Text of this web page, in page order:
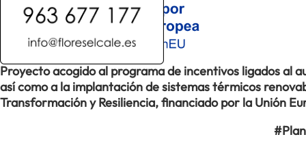
Proyecto acogido al programa de incentivos ligados al
así como a la implantación de sistemas térmicos
Transformación y Resiliencia, financiado por la Unión